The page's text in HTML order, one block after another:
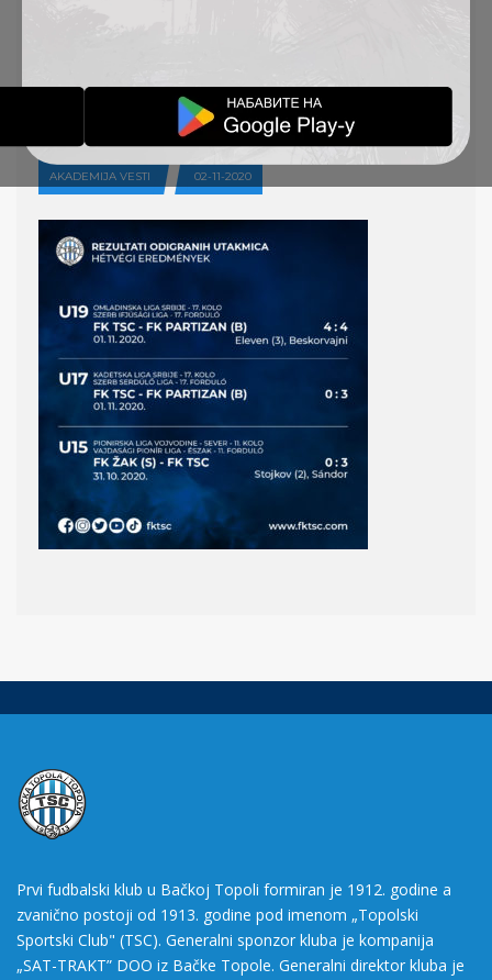
01.11.2020.
AKADEMIJA VESTI 02-11-2020
Prvi fudbalski klub u Bačkoj Topoli formiran je 1912. godine a
zvanično postoji od 1913. godine pod imenom „Topolski
Sportski Club" (TSC). Generalni sponzor kluba je kompanija
„SAT-TRAKT” DOO iz Bačke Topole. Generalni direktor kluba je